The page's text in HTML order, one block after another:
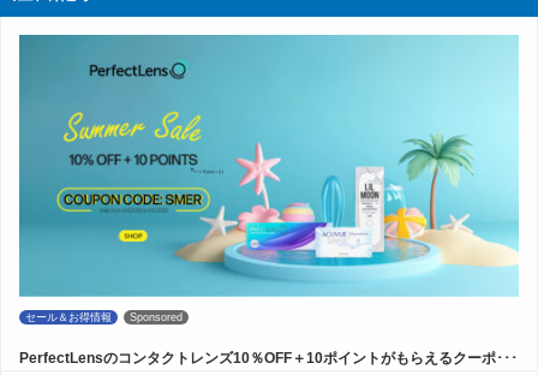
セール＆お得情報 Sponsored
PerfectLensのコンタクトレンズ10％OFF＋10ポイントがもらえるクーポ･･･